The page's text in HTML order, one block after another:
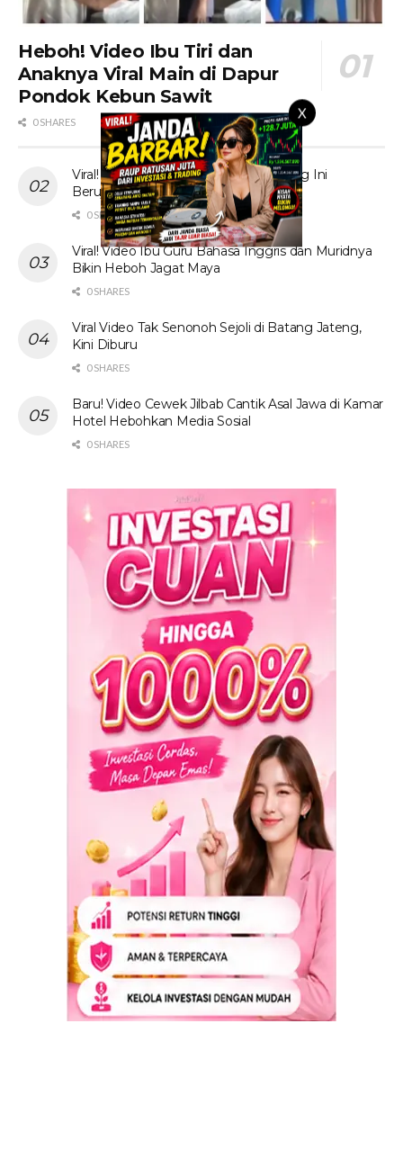
X
Heboh! Video Ibu Tiri dan
Anaknya Viral Main di Dapur
Pondok Kebun Sawit
0 SHARES
Viral! Tante Prank Ojol di Kolam Renang Ini
Berujung Tak Terduga
0 SHARES
Viral! Video Ibu Guru Bahasa Inggris dan Muridnya
Bikin Heboh Jagat Maya
0 SHARES
Viral Video Tak Senonoh Sejoli di Batang Jateng,
Kini Diburu
0 SHARES
Baru! Video Cewek Jilbab Cantik Asal Jawa di Kamar
Hotel Hebohkan Media Sosial
0 SHARES